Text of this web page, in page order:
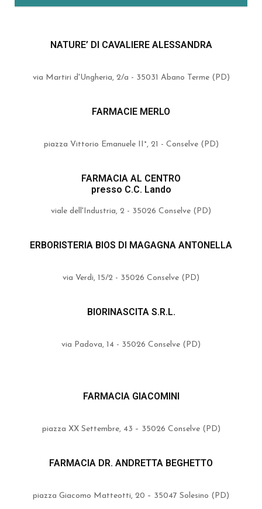
NATURE’ DI CAVALIERE ALESSANDRA
via Martiri d'Ungheria, 2/a - 35031 Abano Terme (PD)
FARMACIE MERLO
piazza Vittorio Emanuele II°, 21 - Conselve (PD)
FARMACIA AL CENTRO
presso C.C. Lando
viale dell'Industria, 2 - 35026 Conselve (PD)
ERBORISTERIA BIOS DI MAGAGNA ANTONELLA
via Verdi, 15/2 - 35026 Conselve (PD)
BIORINASCITA S.R.L.
via Padova, 14 - 35026 Conselve (PD)
FARMACIA GIACOMINI
piazza XX Settembre, 43 – 35026 Conselve (PD)
FARMACIA DR. ANDRETTA BEGHETTO
piazza Giacomo Matteotti, 20 – 35047 Solesino (PD)